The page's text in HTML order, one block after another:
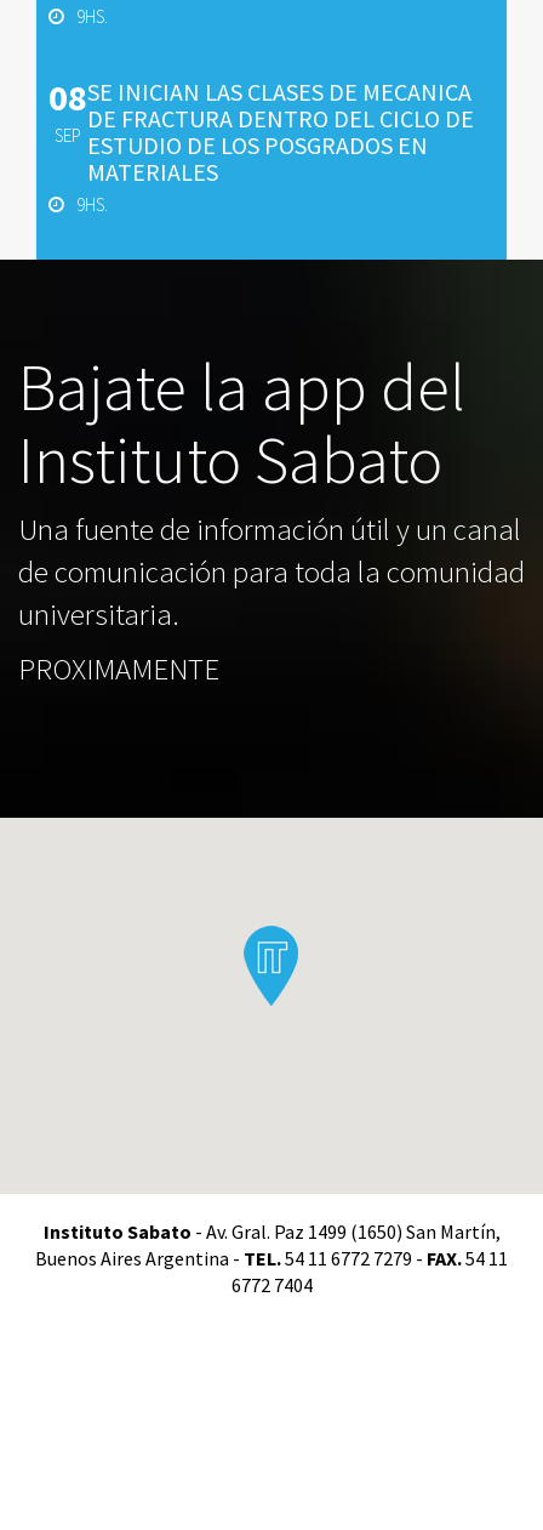
9HS.
08
SEP
SE INICIAN LAS CLASES DE MECANICA
DE FRACTURA DENTRO DEL CICLO DE
ESTUDIO DE LOS POSGRADOS EN
MATERIALES
9HS.
Bajate la app del
Instituto Sabato
Una fuente de información útil y un canal
de comunicación para toda la comunidad
universitaria.
PROXIMAMENTE
Instituto Sabato - Av. Gral. Paz 1499 (1650) San Martín,
Buenos Aires Argentina - TEL.54 11 6772 7279 - FAX.54 11
6772 7404